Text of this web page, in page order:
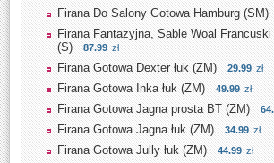
Firana Do Salony Gotowa Hamburg (SM)
Firana Fantazyjna, Sable Woal
(S)
87.99 zł
Firana Gotowa Dexter łuk (ZM) 29.99 zł
Firana Gotowa Inka łuk (ZM) 49.99 zł
Firana Gotowa Jagna prosta BT (ZM)
Firana Gotowa Jagna łuk (ZM) 34.99 zł
Firana Gotowa Jully łuk (ZM) 44.99 zł